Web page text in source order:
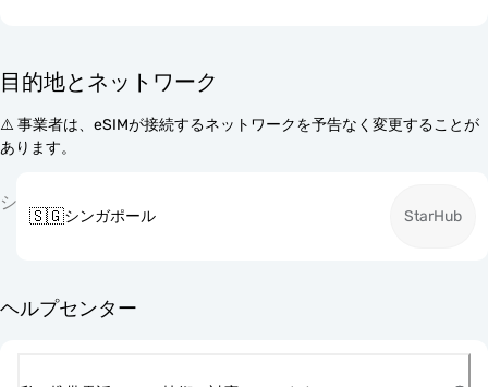
目的地とネットワーク
⚠️ 事業者は、eSIMが接続するネットワークを予告なく変更することが
あります。
シ
🇸🇬シンガポール StarHub
ヘルプセンター